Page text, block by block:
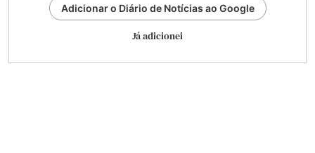
Adicionar o Diário de Notícias ao Google
Já adicionei